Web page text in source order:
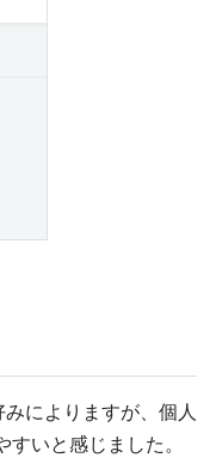
によりますが、個人
いと感じました。